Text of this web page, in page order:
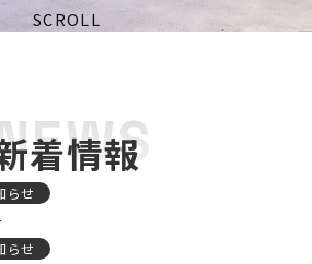
SCROLL
着情報
らせ
らせ